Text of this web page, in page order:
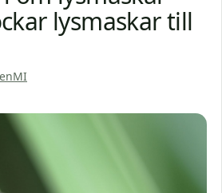
lysmaskar till